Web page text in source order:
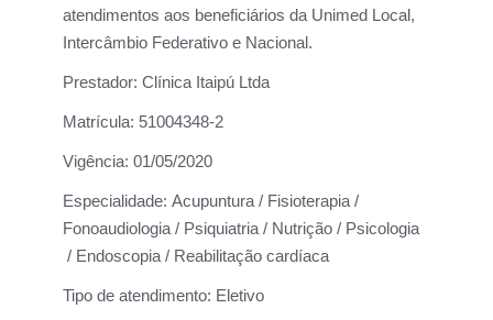
atendimentos aos beneficiários da Unimed Local,
Intercâmbio Federativo e Nacional.
Prestador: Clínica Itaipú Ltda
Matrícula: 51004348-2
Vigência: 01/05/2020
Especialidade: Acupuntura / Fisioterapia /
Fonoaudiologia / Psiquiatria / Nutrição / Psicologia
/ Endoscopia / Reabilitação cardíaca
Tipo de atendimento: Eletivo